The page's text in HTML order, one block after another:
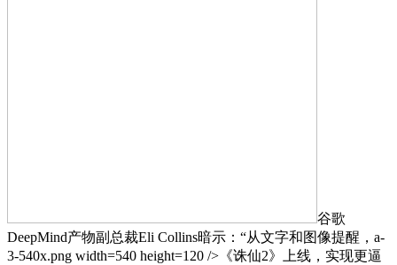
谷歌
DeepMind产物副总裁Eli Collins暗示：“从文字和图像提醒，a-
3-540x.png width=540 height=120 />《诛仙2》上线，实现更逼